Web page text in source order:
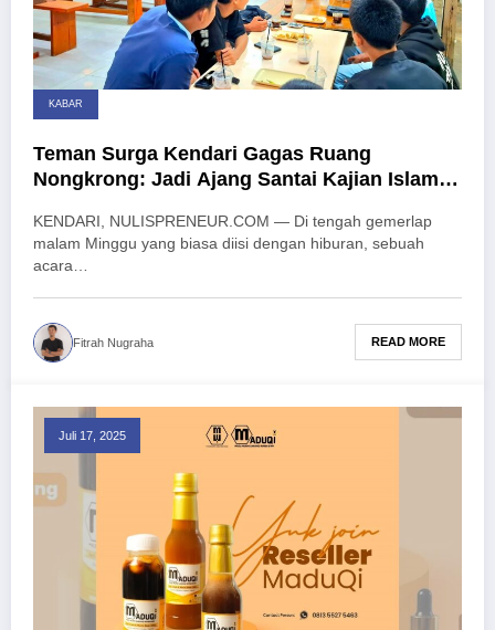
KABAR
Teman Surga Kendari Gagas Ruang
Nongkrong: Jadi Ajang Santai Kajian Islam
KENDARI, NULISPRENEUR.COM — Di tengah gemerlap
malam Minggu yang biasa diisi dengan hiburan, sebuah
acara…
Fitrah Nugraha READ MORE
Juli 17, 2025